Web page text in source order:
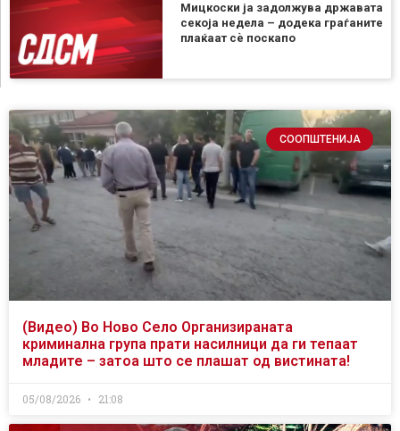
Мицкоски ја задолжува државата
секоја недела – додека граѓаните
плаќаат сѐ поскапо
СООПШТЕНИЈА
(Видео) Во Ново Село Организираната
криминална група прати насилници да ги тепаат
младите – затоа што се плашат од вистината!
05/08/2026 21:08